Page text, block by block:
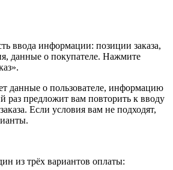
ввода информации: позиции заказа,
данные о покупателе. Нажмите
данные о пользователе, информацию
раз предложит вам повторить к вводу
Если условия вам не подходят,
из трёх вариантов оплаты: